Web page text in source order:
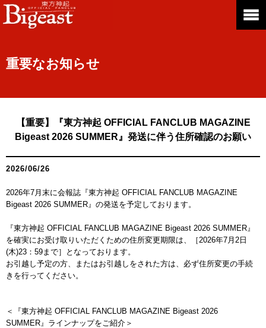
重要なお知らせ
【重要】『東方神起 OFFICIAL FANCLUB MAGAZINE
Bigeast 2026 SUMMER』発送に伴う住所確認のお願い
2026/06/26
2026年7月末に会報誌『東方神起 OFFICIAL FANCLUB MAGAZINE
Bigeast 2026 SUMMER』の発送を予定しております。
『東方神起 OFFICIAL FANCLUB MAGAZINE Bigeast 2026 SUMMER』
を確実にお受け取りいただくための住所変更期限は、［2026年7月2日
(木)23：59まで］となっております。
お引越し予定の方、またはお引越しをされた方は、必ず住所変更の手続
きを行ってください。
＜『東方神起 OFFICIAL FANCLUB MAGAZINE Bigeast 2026
SUMMER』ラインナップをご紹介＞